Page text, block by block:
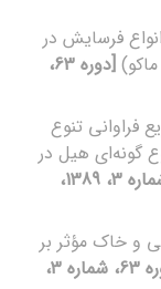
فرسایش در
[دوره 63،
فراوانی تنوع
گونه‌‌ای هیل در
[دوره 63، شماره 3، 1389،
و خاک مؤثر بر
[دوره 63، شماره 3،